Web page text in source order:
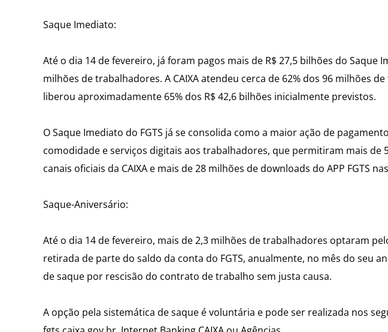
Saque Imediato:
Até o dia 14 de fevereiro, já foram pagos mais de R$ 27,5 bilhões do Saque
milhões de trabalhadores. A CAIXA atendeu cerca de 62% dos 96 milhões
liberou aproximadamente 65% dos R$ 42,6 bilhões inicialmente previstos.
O Saque Imediato do FGTS já se consolida como a maior ação de
comodidade e serviços digitais aos trabalhadores, que permitiram mais de
canais oficiais da CAIXA e mais de 28 milhões de downloads do APP FGTS
Saque-Aniversário:
Até o dia 14 de fevereiro, mais de 2,3 milhões de trabalhadores optaram
retirada de parte do saldo da conta do FGTS, anualmente, no mês do seu
de saque por rescisão do contrato de trabalho sem justa causa.
A opção pela sistemática de saque é voluntária e pode ser realizada nos